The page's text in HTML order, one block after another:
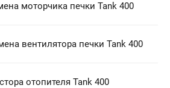
моторчика печки Tank 400
вентилятора печки Tank 400
отопителя Tank 400